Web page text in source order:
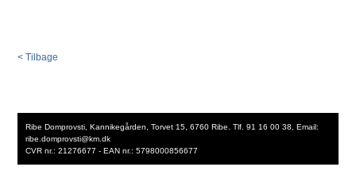
< Tilbage
Ribe Domprovsti, Kannikegården, Torvet 15, 6760 Ribe. Tlf. 91 16 00 38, Email:
ribe.domprovsti@km.dk
CVR nr.: 21276677 - EAN nr.: 5798000856677